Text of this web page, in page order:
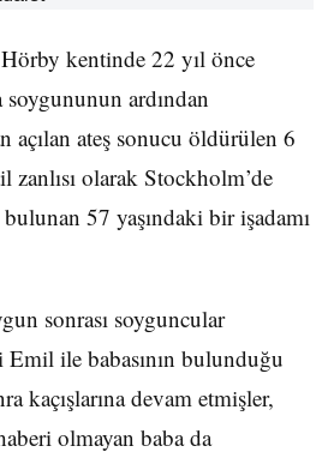
kentinde 22 yıl önce
ardından
açılan ateş sonucu öldürülen 6
zanlısı olarak Stockholm’de
57 yaşındaki bir işadamı
sonrası soyguncular
ile babasının bulunduğu
kaçışlarına devam etmişler,
olmayan baba da